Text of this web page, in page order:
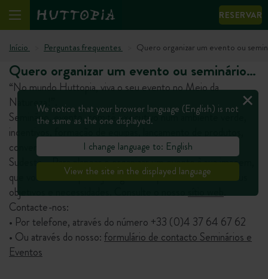
RESERVAR
Início Perguntas frequentes Quero organizar um evento ou
Quero organizar um evento ou seminário…
“No mundo Huttopia, viva o seu evento no Meio da
Natureza!”.
Seminário, evento, comité executivo num ambiente verde,
incentivos, formação de equipas, lançamento de produtos,
convenção… Na região de Paris, no Sudoeste ou no
Sudeste… Para planear e organizar um evento à sua imagem,
que vos reúna e que seja organizado para satisfazer os seus
objetivos e necessidades. Consulte o nossosítio web.
Contacte-nos:
• Por telefone, através do número +33 (0)4 37 64 67 62
• Ou através do nosso:formulário de contacto Seminários e
Eventos
We notice that your browser language (English) is not
the same as the one displayed.
I change language to: English
View the site in the displayed language